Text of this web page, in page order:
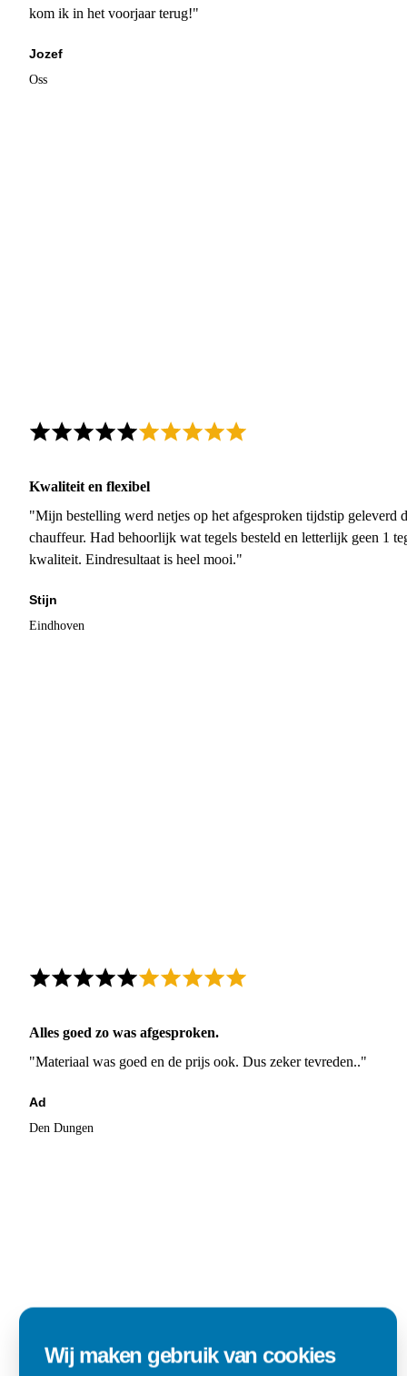
kom ik in het voorjaar terug!"
Jozef
Oss
Kwaliteit en flexibel
"Mijn bestelling werd netjes op het afgesproken tijdstip geleverd
chauffeur. Had behoorlijk wat tegels besteld en letterlijk geen 1
kwaliteit. Eindresultaat is heel mooi."
Stijn
Eindhoven
Alles goed zo was afgesproken.
"Materiaal was goed en de prijs ook. Dus zeker tevreden.."
Ad
Den Dungen
Wij maken gebruik van cookies